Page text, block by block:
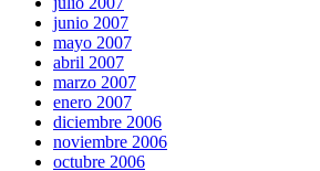
junio 2007
mayo 2007
abril 2007
marzo 2007
enero 2007
diciembre 2006
noviembre 2006
octubre 2006